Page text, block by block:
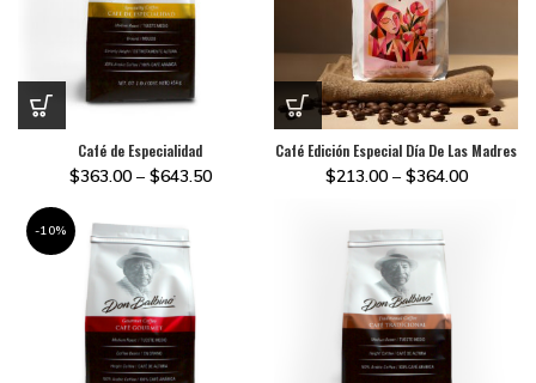
Café de Especialidad
$363.00– $643.50
Café Edición Especial Día De Las Madres
$213.00– $364.00
-10%